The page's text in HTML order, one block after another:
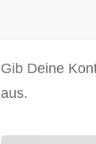
Gib Deine
aus.